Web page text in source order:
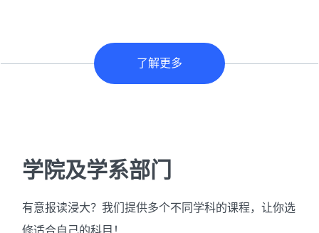
了解更多
学院及学系部门
有意报读浸大？我们提供多个不同学科的课程，让你选